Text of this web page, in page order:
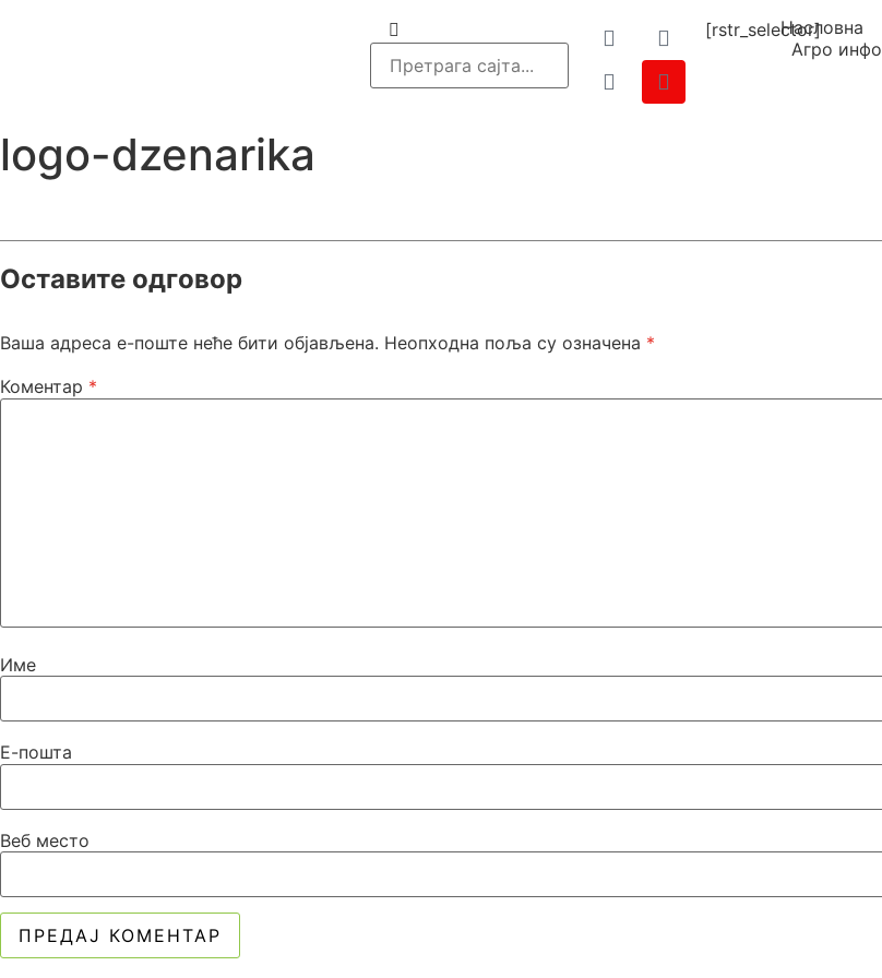
[rstr_selector]Насловна
Агро инфо
logo-dzenarika
Оставите одговор
Ваша адреса е-поште неће бити објављена. Неопходна поља су означена *
Коментар *
Име
Е-пошта
Веб место